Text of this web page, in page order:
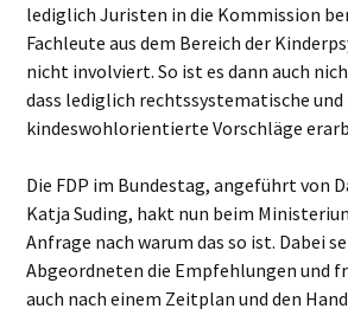
lediglich Juristen in die Kommission
Fachleute aus dem Bereich der
nicht involviert. So ist es dann auch
dass lediglich rechtssystematische
kindeswohlorientierte Vorschläge
Die FDP im Bundestag, angeführt von
Katja Suding, hakt nun beim
Anfrage nach warum das so ist. Dabei
Abgeordneten die Empfehlungen und
auch nach einem Zeitplan und den